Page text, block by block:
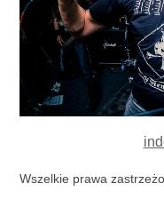
Wszelkie prawa